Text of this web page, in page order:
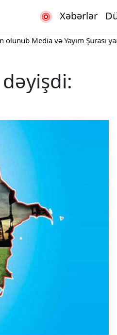
Xəbərlər
Media və Yayım Şurası